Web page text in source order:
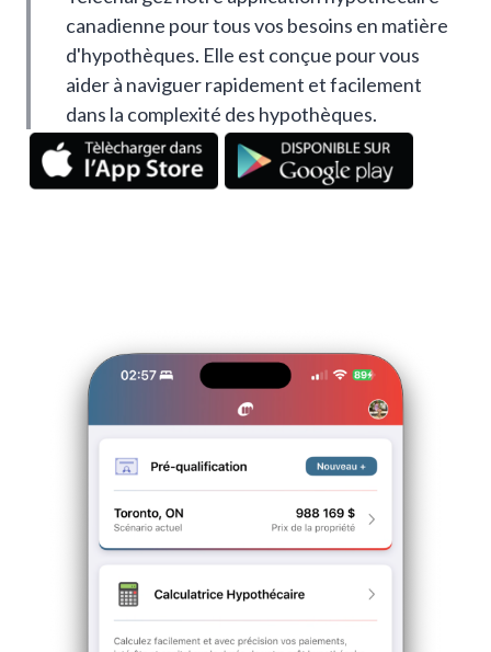
canadienne pour tous vos besoins en matière
d'hypothèques. Elle est conçue pour vous
aider à naviguer rapidement et facilement
dans la complexité des hypothèques.